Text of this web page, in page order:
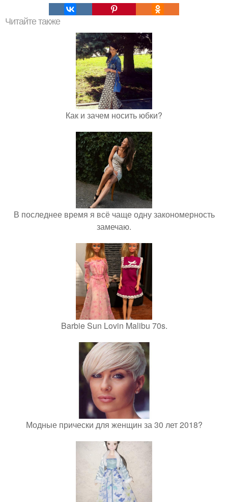
Читайте также
Как и зачем носить юбки?
В последнее время я всё чаще одну закономерность
замечаю.
Barbie Sun Lovin Malibu 70s.
Модные прически для женщин за 30 лет 2018?